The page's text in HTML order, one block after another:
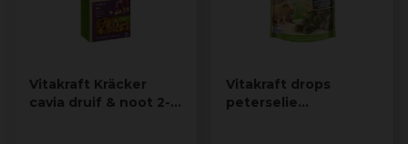
Vitakraft Kräcker
cavia druif & noot 2-
Vitakraft drops
peterselie